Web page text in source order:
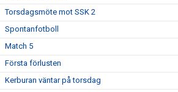
Torsdagsmöte mot SSK 2
Spontanfotboll
Match 5
Första förlusten
Kerburan väntar på torsdag